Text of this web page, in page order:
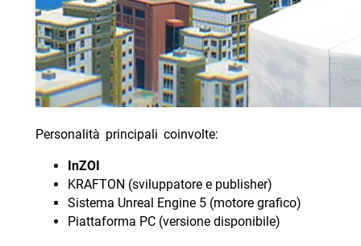
Personalità principali coinvolte:
InZOI
KRAFTON (sviluppatore e publisher)
Sistema Unreal Engine 5 (motore grafico)
Piattaforma PC (versione disponibile)